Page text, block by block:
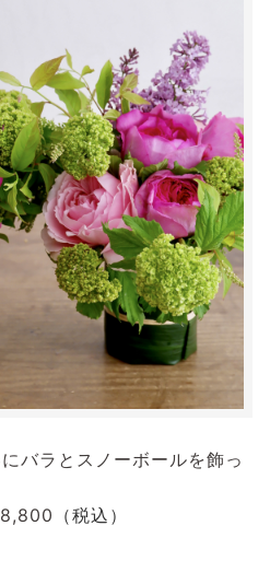
バラとスノーボールを飾っ
（税込）